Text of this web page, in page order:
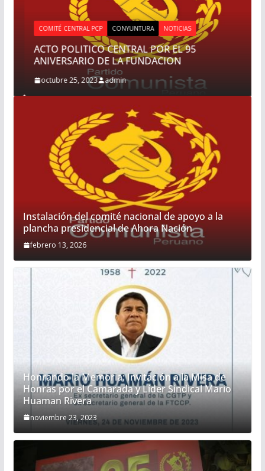
COMITÉ CENTRAL PCP CONYUNTURA NOTICIAS
ACTO POLITICO CENTRAL POR EL 95
ANIVERSARIO DE LA FUNDACION
octubre 25, 2023 admin
Instalación del comité nacional de apoyo a la
plancha presidencial de Ahora Nación
febrero 13, 2026
Honrando la Memoria: Invitación a la Misa de
Honras por el Camarada y Líder Sindical Mario
Huaman Rivera
noviembre 23, 2023